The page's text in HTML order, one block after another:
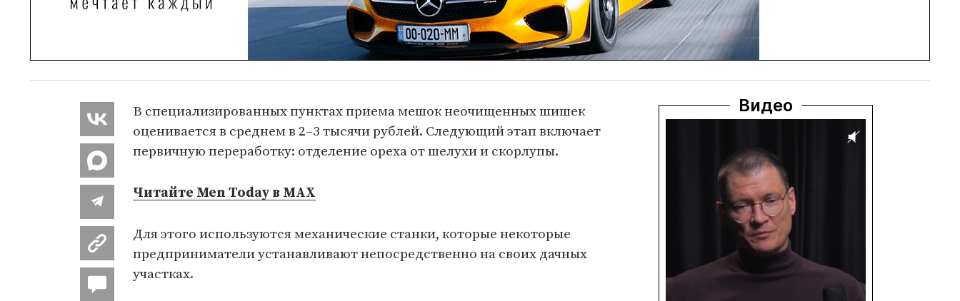
В специализированных пунктах приема мешок неочищенных шишек
оценивается в среднем в 2–3 тысячи рублей. Следующий этап включает
первичную переработку: отделение ореха от шелухи и скорлупы.
Читайте Men Today в MAX
Для этого используются механические станки, которые некоторые
предприниматели устанавливают непосредственно на своих дачных
участках.